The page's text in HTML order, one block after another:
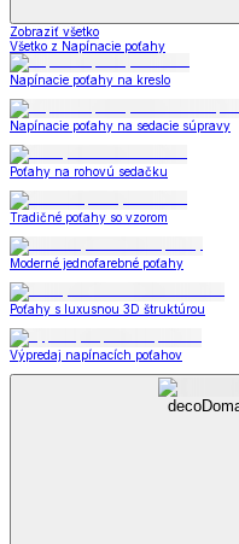
Zobraziť všetko
Všetko z Napínacie poťahy
Napínacie poťahy na kreslo
Napínacie poťahy na sedacie súpravy
Poťahy na rohovú sedačku
Tradičné poťahy so vzorom
Moderné jednofarebné poťahy
Poťahy s luxusnou 3D štruktúrou
Výpredaj napínacích poťahov